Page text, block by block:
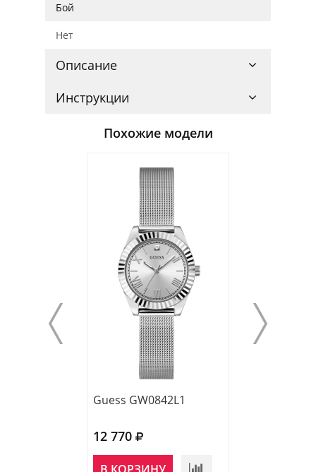
Бой
Нет
Описание
Инструкции
Похожие модели
Guess GW0842L1
12 770